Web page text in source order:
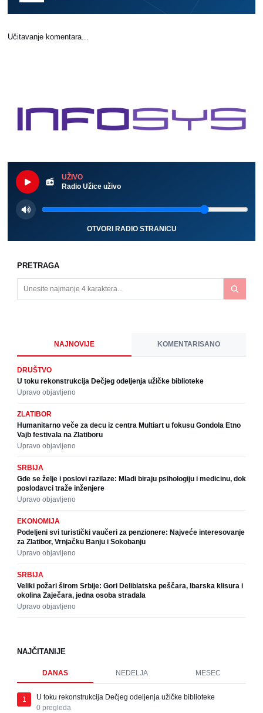
Učitavanje komentara...
UŽIVO
Radio Užice uživo
OTVORI RADIO STRANICU
PRETRAGA
NAJNOVIJE KOMENTARISANO
DRUŠTVO
U toku rekonstrukcija Dečjeg odeljenja užičke biblioteke
Upravo objavljeno
ZLATIBOR
Humanitarno veče za decu iz centra Multiart u fokusu Gondola Etno
Vajb festivala na Zlatiboru
Upravo objavljeno
SRBIJA
Gde se želje i poslovi razilaze: Mladi biraju psihologiju i medicinu, dok
poslodavci traže inženjere
Upravo objavljeno
EKONOMIJA
Podeljeni svi turistički vaučeri za penzionere: Najveće interesovanje
za Zlatibor, Vrnjačku Banju i Sokobanju
Upravo objavljeno
SRBIJA
Veliki požari širom Srbije: Gori Deliblatska peščara, Ibarska klisura i
okolina Zaječara, jedna osoba stradala
Upravo objavljeno
NAJČITANIJE
DANAS NEDELJA MESEC
1
U toku rekonstrukcija Dečjeg odeljenja užičke biblioteke
0 pregleda